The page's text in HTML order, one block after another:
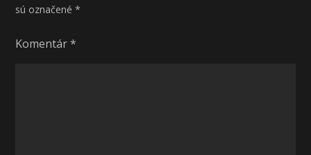
sú označené*
Komentár*